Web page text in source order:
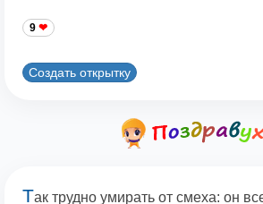
9
Создать открытку
Так трудно умирать от смеха: он